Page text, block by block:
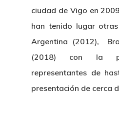
ciudad de Vigo en
han tenido lugar
Argentina (2012),
(2018) con la
representantes de
presentación de cerca